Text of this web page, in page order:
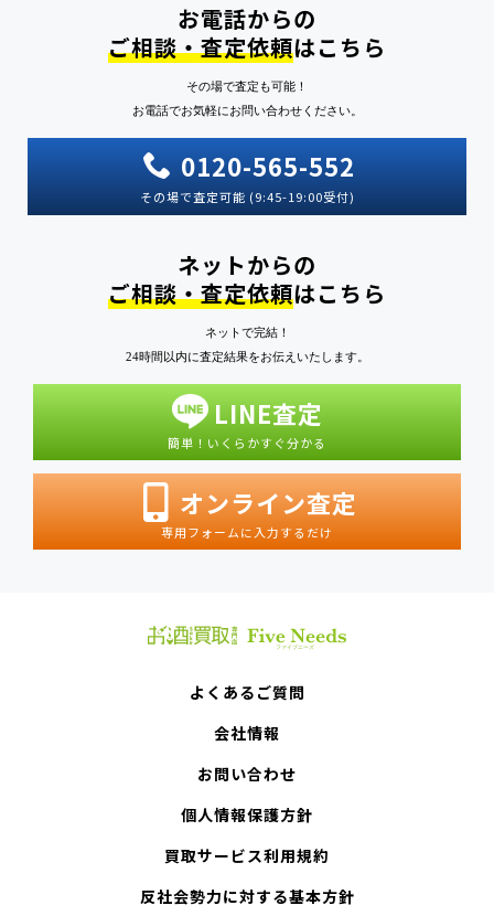
お電話からの
ご相談・査定依頼はこちら
その場で査定も可能！
お電話でお気軽にお問い合わせください。
0120-565-552
その場で査定可能 (9:45-19:00受付)
ネットからの
ご相談・査定依頼はこちら
ネットで完結！
24時間以内に査定結果をお伝えいたします。
LINE査定
簡単！いくらかすぐ分かる
オンライン査定
専用フォームに入力するだけ
よくあるご質問
会社情報
お問い合わせ
個人情報保護方針
買取サービス利用規約
反社会勢力に対する基本方針